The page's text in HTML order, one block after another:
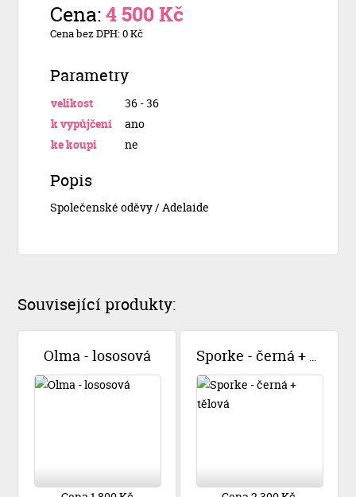
Cena:4 500 Kč
Cena bez DPH: 0 Kč
Parametry
velikost
36 - 36
k vypůjčení
ano
ke koupi
ne
Popis
Společenské oděvy / Adelaide
Související produkty:
Olma - lososová Sporke - černá + tělová